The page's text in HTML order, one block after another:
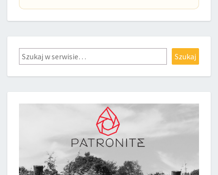
Szukaj Szukaj